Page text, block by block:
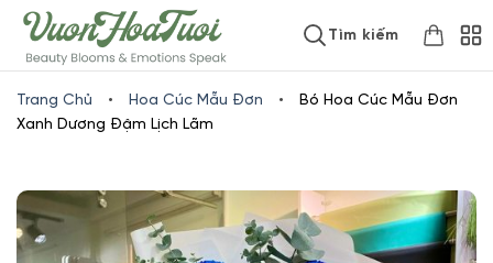
www.vuonhoatuoi.vnSkip
to
content
Tìm kiếm
Trang Chủ • Hoa Cúc Mẫu Đơn •
Bó Hoa Cúc Mẫu Đơn
Xanh Dương Đậm Lịch Lãm